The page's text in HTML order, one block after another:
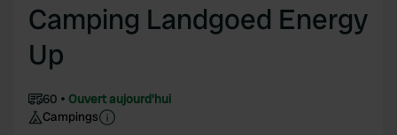
Camping Landgoed Energy
Up
60
Ouvert aujourd'hui
Campings